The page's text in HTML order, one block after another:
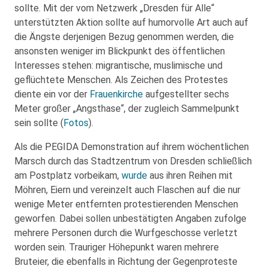
sollte. Mit der vom Netzwerk „Dresden für Alle“
unterstützten Aktion sollte auf humorvolle Art auch auf
die Ängste derjenigen Bezug genommen werden, die
ansonsten weniger im Blickpunkt des öffentlichen
Interesses stehen: migrantische, muslimische und
geflüchtete Menschen. Als Zeichen des Protestes
diente ein vor der Frauenkirche aufgestellter sechs
Meter großer „Angsthase“, der zugleich Sammelpunkt
sein sollte (Fotos).
Als die PEGIDA Demonstration auf ihrem wöchentlichen
Marsch durch das Stadtzentrum von Dresden schließlich
am Postplatz vorbeikam, wurde aus ihren Reihen mit
Möhren, Eiern und vereinzelt auch Flaschen auf die nur
wenige Meter entfernten protestierenden Menschen
geworfen. Dabei sollen unbestätigten Angaben zufolge
mehrere Personen durch die Wurfgeschosse verletzt
worden sein. Trauriger Höhepunkt waren mehrere
Bruteier, die ebenfalls in Richtung der Gegenproteste